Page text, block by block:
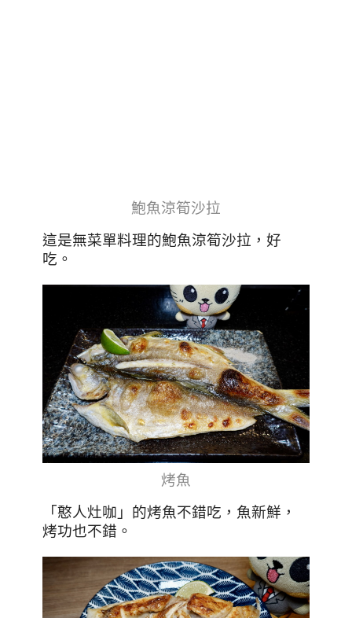
鮑魚涼筍沙拉
這是無菜單料理的鮑魚涼筍沙拉，好
吃。
烤魚
「憨人灶咖」的烤魚不錯吃，魚新鮮，
烤功也不錯。